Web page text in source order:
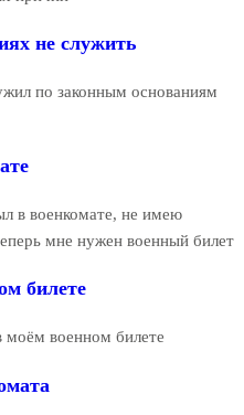
не служить
по законным основаниям
в военкомате, не имею
мне нужен военный билет
билете
моём военном билете